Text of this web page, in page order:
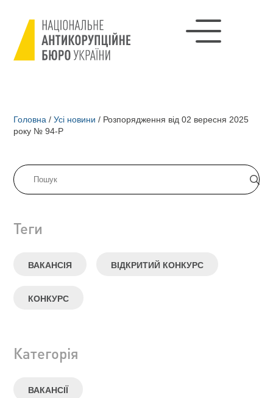
Головна / Усі новини / Розпорядження від 02 вересня 2025
року № 94-Р
Теги
ВАКАНСІЯ ВІДКРИТИЙ КОНКУРС
КОНКУРС
Категорія
ВАКАНСІЇ